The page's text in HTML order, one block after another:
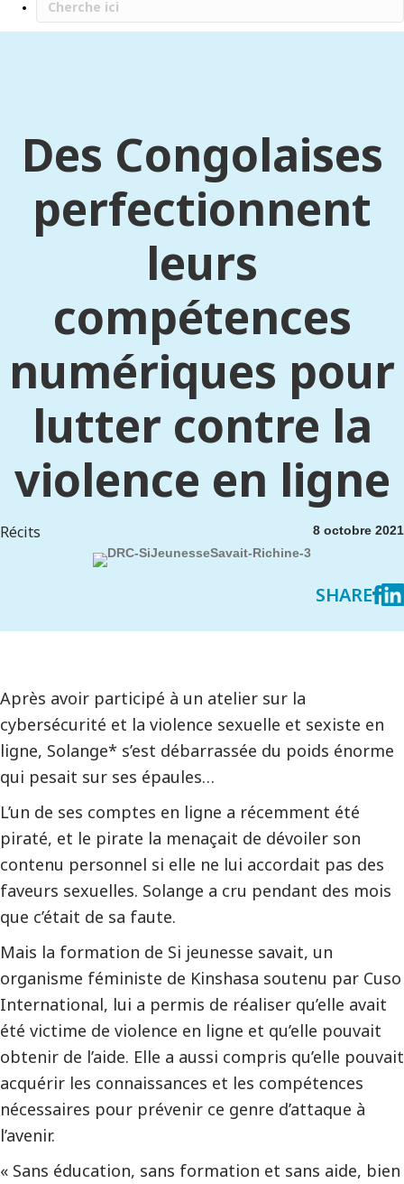
Des Congolaises
perfectionnent
leurs
compétences
numériques pour
lutter contre la
violence en ligne
Récits 8 octobre 2021
SHARE
Après avoir participé à un atelier sur la
cybersécurité et la violence sexuelle et sexiste en
ligne, Solange* s’est débarrassée du poids énorme
qui pesait sur ses épaules…
L’un de ses comptes en ligne a récemment été
piraté, et le pirate la menaçait de dévoiler son
contenu personnel si elle ne lui accordait pas des
faveurs sexuelles. Solange a cru pendant des mois
que c’était de sa faute.
Mais la formation de Si jeunesse savait, un
organisme féministe de Kinshasa soutenu par Cuso
International, lui a permis de réaliser qu’elle avait
été victime de violence en ligne et qu’elle pouvait
obtenir de l’aide. Elle a aussi compris qu’elle pouvait
acquérir les connaissances et les compétences
nécessaires pour prévenir ce genre d’attaque à
l’avenir.
« Sans éducation, sans formation et sans aide, bien